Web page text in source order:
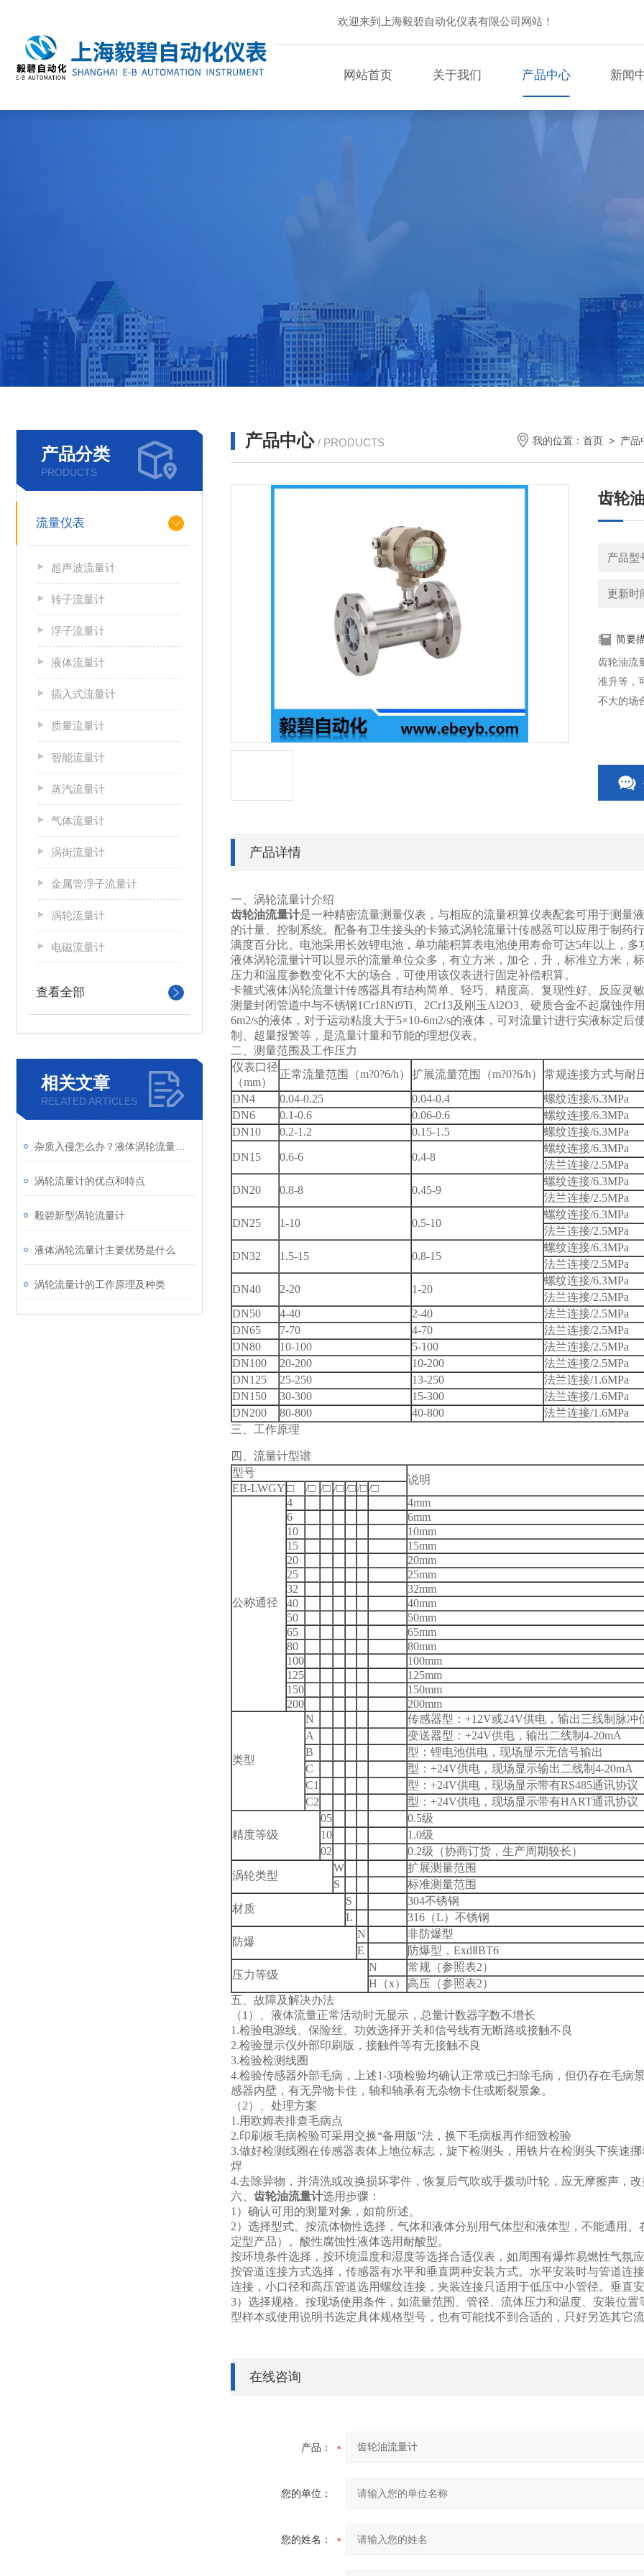
欢迎来到上海毅碧自动化仪表有限公司网站！
网站首页 关于我们 产品中心 新闻
产品分类
PRODUCTS
流量仪表
超声波流量计
转子流量计
浮子流量计
液体流量计
插入式流量计
质量流量计
智能流量计
蒸汽流量计
气体流量计
涡街流量计
金属管浮子流量计
涡轮流量计
电磁流量计
查看全部
相关文章
RELATED ARTICLES
涡轮流量计的优点和特点
毅碧新型涡轮流量计
液体涡轮流量计主要优势是什么
涡轮流量计的工作原理及种类
产品中心 / PRODUCTS 我的位置： 首页 > 产品
齿轮
产品型
更新时
简要
齿轮油流
准升等，
不大的场
产品详情
一、涡轮流量计介绍
齿轮油流量计是一种精密流量测量仪表，与相应的流量积算仪表配套可用于测量
的计量、控制系统。配备有卫生接头的卡箍式涡轮流量计传感器可以应用于制药
满度百分比。电池采用长效锂电池，单功能积算表电池使用寿命可达5年以上，
液体涡轮流量计可以显示的流量单位众多，有立方米，加仑，升，标准立方米，
压力和温度参数变化不大的场合，可使用该仪表进行固定补偿积算。
卡箍式液体涡轮流量计传感器具有结构简单、轻巧、精度高、复现性好、反应灵
测量封闭管道中与不锈钢1Cr18Ni9Ti、2Cr13及刚玉Al2O3、硬质合金不起腐蚀
6m2/s的液体，对于运动粘度大于5×10-6m2/s的液体，可对流量计进行实液标定
制、超量报警等，是流量计量和节能的理想仪表。
二、测量范围及工作压力
仪表口径
（mm）
正常流量范围（m?0?6/h） 扩展流量范围（m?0?6/h）
常规连接方式与耐
DN4
0.04-0.25 0.04-0.4
螺纹连接/6.3MPa
DN6
0.1-0.6 0.06-0.6
螺纹连接/6.3MPa
DN10
0.2-1.2 0.15-1.5 螺纹连接/6.3MPa
DN15 0.6-6 0.4-8
螺纹连接/6.3MPa
法兰连接/2.5MPa
DN20 0.8-8 0.45-9
螺纹连接/6.3MPa
法兰连接/2.5MPa
DN25 1-10 0.5-10
螺纹连接/6.3MPa
法兰连接/2.5MPa
DN32 1.5-15 0.8-15
螺纹连接/6.3MPa
法兰连接/2.5MPa
DN40 2-20 1-20
螺纹连接/6.3MPa
法兰连接/2.5MPa
DN50
4-40 2-40
法兰连接/2.5MPa
DN65
7-70 4-70
法兰连接/2.5MPa
DN80
10-100 5-100
法兰连接/2.5MPa
DN100
20-200 10-200
法兰连接/2.5MPa
DN125
25-250 13-250
法兰连接/1.6MPa
DN150
30-300 15-300
法兰连接/1.6MPa
DN200
80-800 40-800
法兰连接/1.6MPa
三、工作原理
四、流量计型谱
型号
说明
EB-LWGY□ /□ /□ /□/□/□/□
公称通径
4
4mm
6
6mm
10
10mm
15
15mm
20
20mm
25
25mm
32
32mm
40
40mm
50
50mm
65
65mm
80
80mm
100
100mm
125
125mm
150
150mm
200
200mm
类型
N
传感器型：+12V或24V供电，输出三线制脉冲
A
变送器型：+24V供电，输出二线制4-20mA
B
型：锂电池供电，现场显示无信号输出
C
型：+24V供电，现场显示输出二线制4-20mA
C1
型：+24V供电，现场显示带有RS485通讯协议
C2
型：+24V供电，现场显示带有HART通讯协议
精度等级
05 0.5级
10
1.0级
02
0.2级（协商订货，生产周期较长）
涡轮类型
W
扩展测量范围
S
标准测量范围
材质
S 304不锈钢
L
316 （L）不锈钢
防爆
N
非防爆型
E
防爆型，ExdⅡBT6
压力等级
N
常规（参照表2）
H （x）
高压（参照表2）
五、 故障及解决办法
（1）、液体流量正常活动时无显示，总量计数器字数不增长
1.检验电源线、保险丝、功效选择开关和信号线有无断路或接触不良
2.检验显示仪外部印刷版，接触件等有无接触不良
3.检验检测线圈
4.检验传感器外部毛病，上述1-3项检验均确认正常或已扫除毛病，但仍存在毛
感器内壁，有无异物卡住，轴和轴承有无杂物卡住或断裂景象。
（2）、处理方案
1.用欧姆表排查毛病点
2.印刷板毛病检验可采用交换“备用版”法，换下毛病板再作细致检验
3.做好检测线圈在传感器表体上地位标志，旋下检测头，用铁片在检测头下疾速
焊
4.去除异物，并清洗或改换损坏零件，恢复后气吹或手拨动叶轮，应无摩擦声，
六、 齿轮油流量计选用步骤：
1 ）确认可用的测量对象，如前所述。
2）选择型式。按流体物性选择，气体和液体分别用气体型和液体型，不能通用
定型产品）。酸性腐蚀性液体选用耐酸型。
按环境条件选择，按环境温度和湿度等选择合适仪表，如周围有爆炸易燃性气氛
按管道连接方式选择，传感器有水平和垂直两种安装方式。水平安装时与管道连
连接，小口径和高压管道选用螺纹连接，夹装连接只适用于低压中小管径。垂直
3）选择规格。按现场使用条件，如流量范围、管径、流体压力和温度、安装位
型样本或使用说明书选定具体规格型号，也有可能找不到合适的，只好另选其它
在线咨询
产品：
您的单位：
您的姓名：